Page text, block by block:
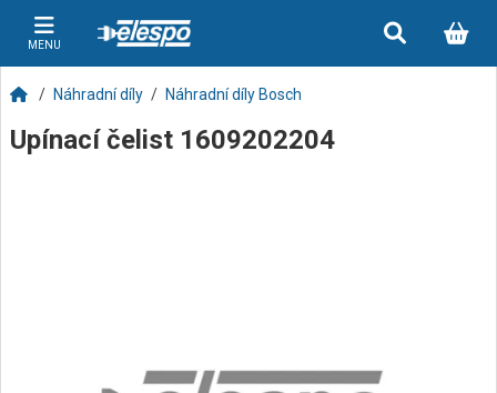
MENU
Náhradní díly Náhradní díly Bosch
Upínací čelist 1609202204